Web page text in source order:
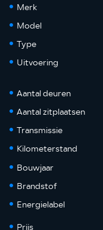
Merk
Model
Type
Uitvoering
Aantal deuren
Aantal zitplaatsen
Transmissie
Kilometerstand
Bouwjaar
Brandstof
Energielabel
Prijs